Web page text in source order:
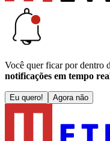
Você quer ficar por dentro
notificações em tempo
Eu quero! Agora não